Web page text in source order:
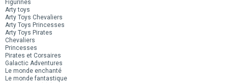
Figurines
Arty toys
Arty Toys Chevaliers
Arty Toys Princesses
Arty Toys Pirates
Chevaliers
Princesses
Pirates et Corsaires
Galactic Adventures
Le monde enchanté
Le monde fantastique